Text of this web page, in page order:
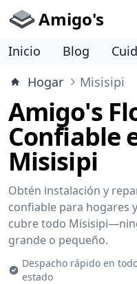
Amigo's
Inicio Blog
Hogar
Misisipi
Amigo's
Confiable
Misisipi
Obtén instalación y
confiable para hogares
cubre todo
grande o pequeño.
Despacho rápido en
estado